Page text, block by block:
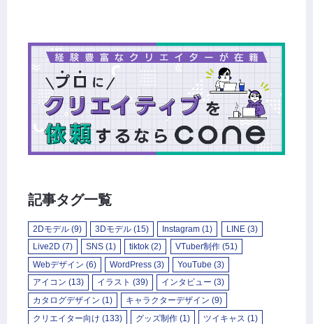
記事タグ一覧
2Dモデル (9) 3Dモデル (15) Instagram (1) LINE(3)
Live2D (7) SNS (1) tiktok (2) VTuber制作(51)
Webデザイン (6) WordPress (3) YouTube (3)
アイコン (13) イラスト (39) インタビュー (3)
カタログデザイン (1) キャラクターデザイン (9)
クリエイター向け (133) グッズ制作 (1) ツイキャス (1)